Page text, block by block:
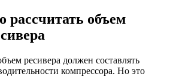
рассчитать объем
ресивера должен составлять
компрессора. Но это